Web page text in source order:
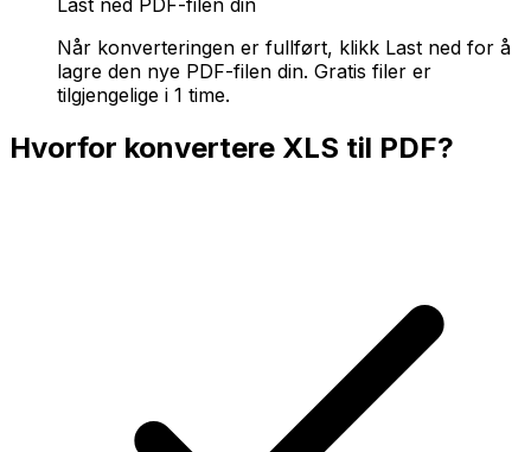
Når konverteringen er fullført, klikk Last ned for å
lagre den nye PDF-filen din. Gratis filer er
tilgjengelige i 1 time.
Hvorfor konvertere XLS til PDF?